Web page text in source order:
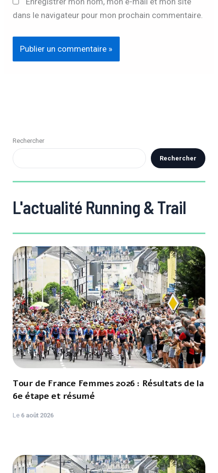
dans le navigateur pour mon prochain commentaire.
Rechercher
Rechercher
L'actualité Running & Trail
Tour de France Femmes 2026 : Résultats de la
6e étape et résumé
Le 6 août 2026